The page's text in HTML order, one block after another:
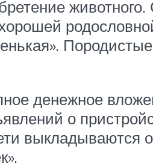
хорошей
денежное
о
выкладываются